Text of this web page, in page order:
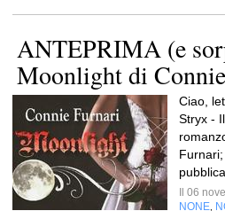
ANTEPRIMA (e
Moonlight di
Ciao,
Stryx -
Il 06
NONE